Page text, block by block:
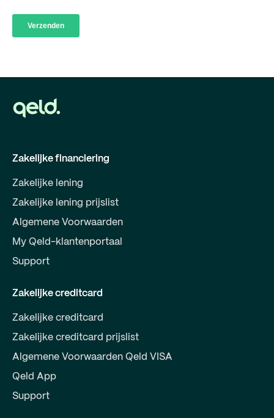
Zakelijke financiering
Zakelijke lening
Zakelijke lening prijslist
Algemene Voorwaarden
My Qeld-klantenportaal
Support
Zakelijke creditcard
Zakelijke creditcard
Zakelijke creditcard prijslist
Algemene Voorwaarden Qeld VISA
Qeld App
Support